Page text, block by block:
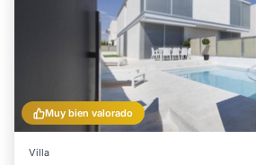
Muy bien valorado
Villa